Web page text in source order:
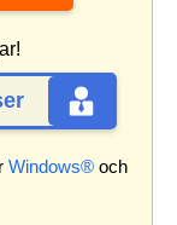
Windows® och